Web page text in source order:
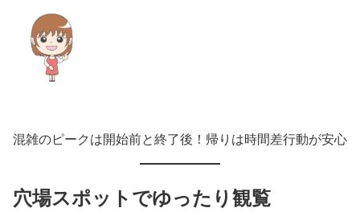
混雑のピークは開始前と終了後！帰りは時間差行動が安心
穴場スポットでゆったり観覧